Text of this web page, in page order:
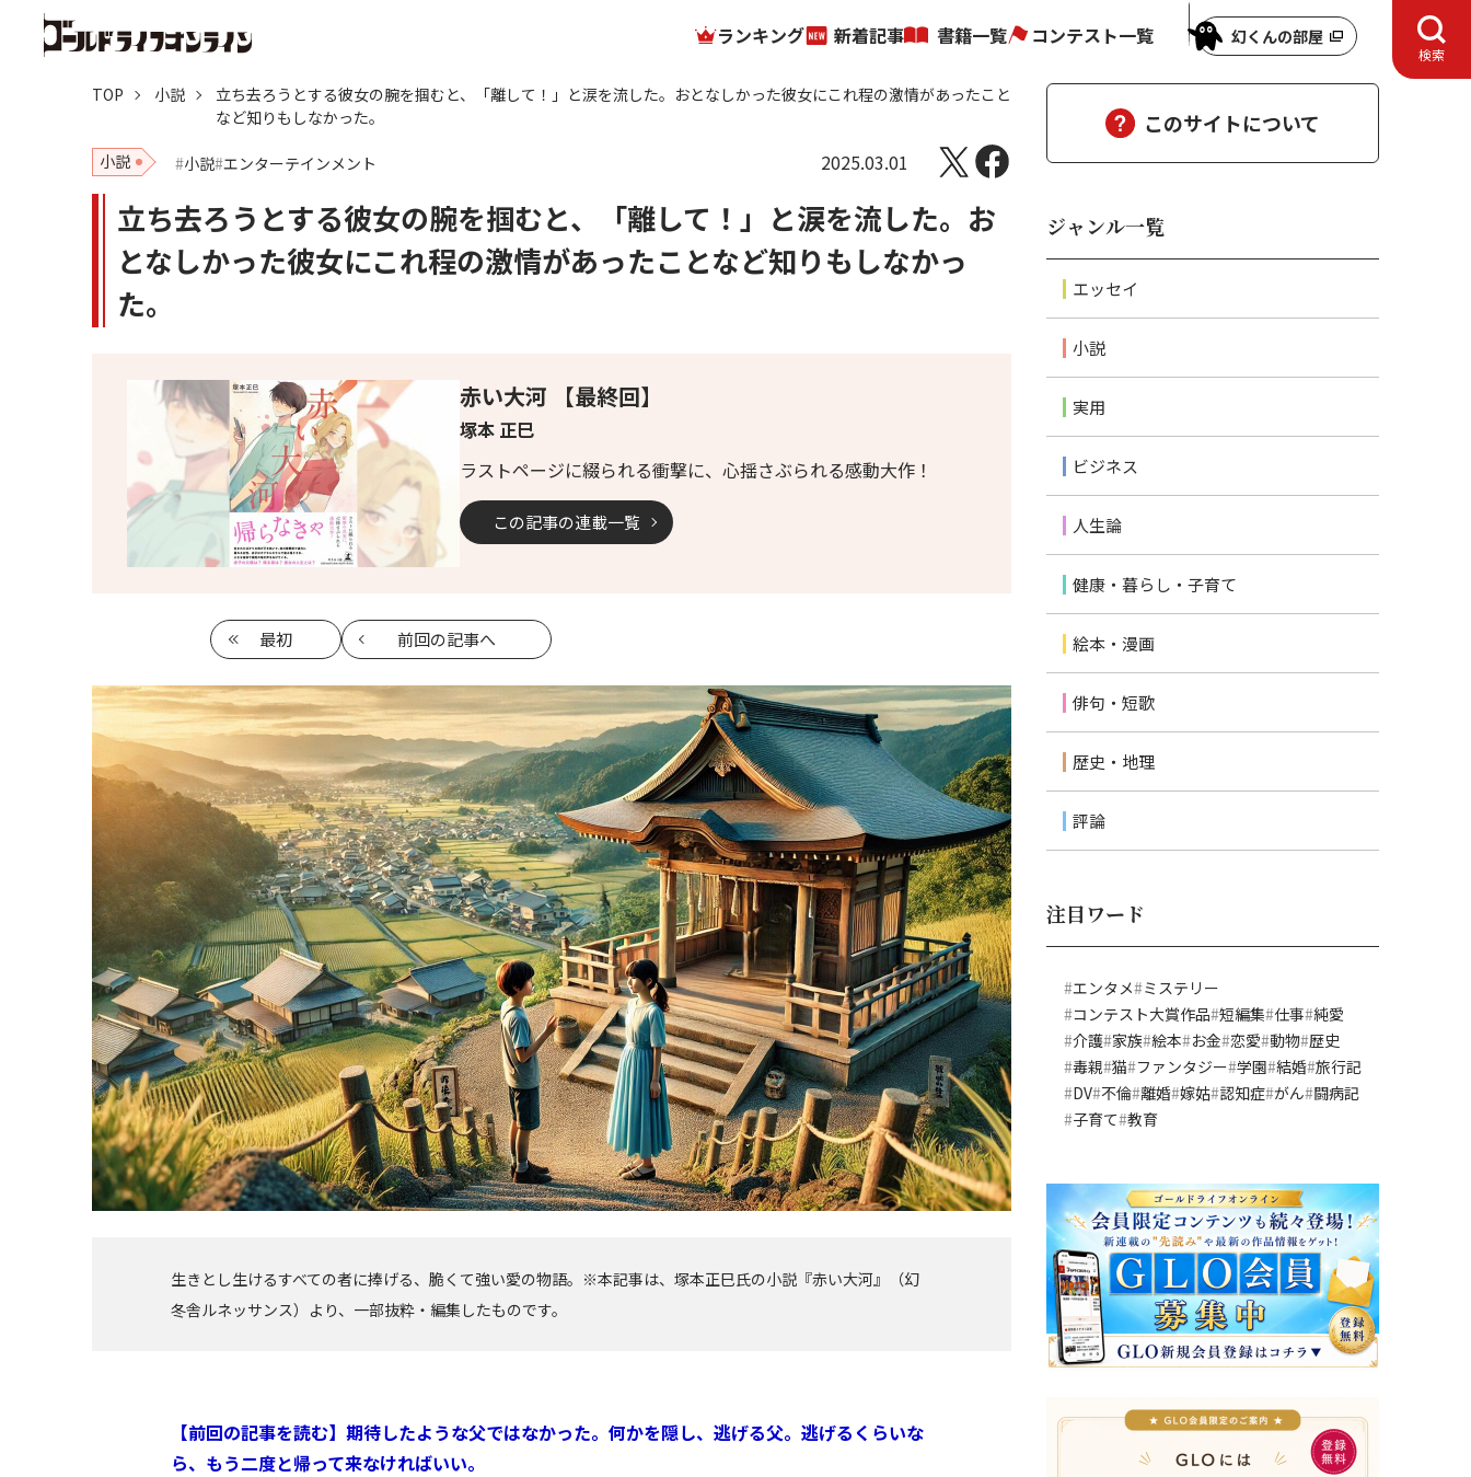
ランキング 新着記事 書籍一覧 コンテスト一覧 幻くんの部屋
検索
TOP 小説
立ち去ろうとする彼女の腕を掴むと、「離して！」と涙を流した。おとなしかった彼女にこれ程の激情があったこと
など知りもしなかった。
小説
小説 エンターテインメント 2025.03.01
立ち去ろうとする彼女の腕を掴むと、「離して！」と涙を流した。お
となしかった彼女にこれ程の激情があったことなど知りもしなかっ
た。
赤い大河 【最終回】
塚本 正巳
ラストページに綴られる衝撃に、心揺さぶられる感動大作！
この記事の連載一覧
最初 前回の記事へ
生きとし生けるすべての者に捧げる、脆くて強い愛の物語。※本記事は、塚本正巳氏の小説『赤い大河』（幻
冬舎ルネッサンス）より、一部抜粋・編集したものです。
【前回の記事を読む】期待したような父ではなかった。何かを隠し、逃げる父。逃げるくらいな
ら、もう二度と帰って来なければいい。
このサイトについて
ジャンル一覧
エッセイ
小説
実用
ビジネス
人生論
健康・暮らし・子育て
絵本・漫画
俳句・短歌
歴史・地理
評論
注目ワード
エンタメ ミステリー
コンテスト大賞作品 短編集 仕事 純愛
介護 家族 絵本 お金 恋愛 動物 歴史
毒親 猫 ファンタジー 学園 結婚 旅行記
DV 不倫 離婚 嫁姑 認知症 がん 闘病記
子育て 教育